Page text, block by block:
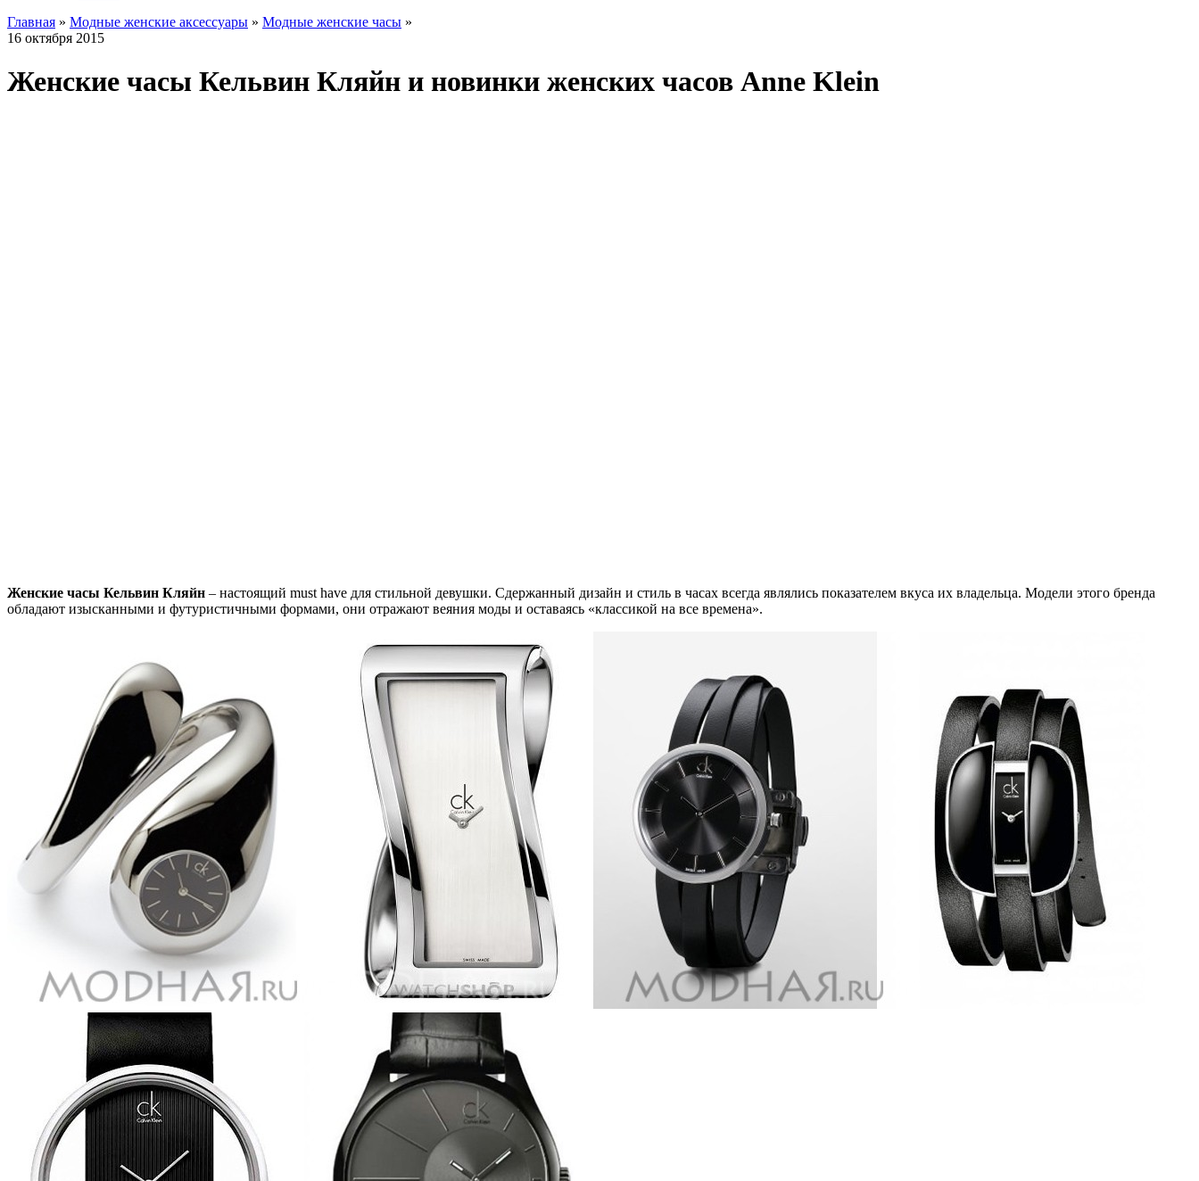
Главная » Модные женские аксессуары » Модные женские часы »
16 октября 2015
Женские часы Кельвин Кляйн и новинки женских часов Аnne Klein
Женские часы Кельвин Кляйн – настоящий must have для стильной девушки. Сдержанный дизайн и стиль в часах всегда являлись показателем вкуса их владельца. Модели этого бренда
обладают изысканными и футуристичными формами, они отражают веяния моды и оставаясь «классикой на все времена».